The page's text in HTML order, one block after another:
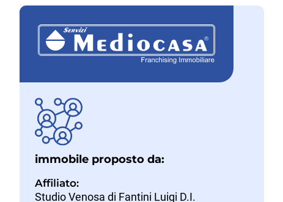
immobile proposto da:
Affiliato:
Studio Venosa di Fantini Luigi D.I.